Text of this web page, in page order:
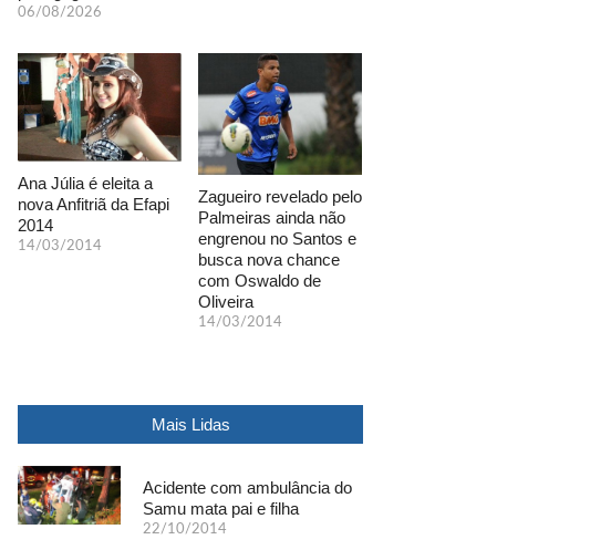
06/08/2026
Ana Júlia é eleita a
nova Anfitriã da Efapi
2014
14/03/2014
Zagueiro revelado pelo
Palmeiras ainda não
engrenou no Santos e
busca nova chance
com Oswaldo de
Oliveira
14/03/2014
Mais Lidas
Acidente com ambulância do
Samu mata pai e filha
22/10/2014